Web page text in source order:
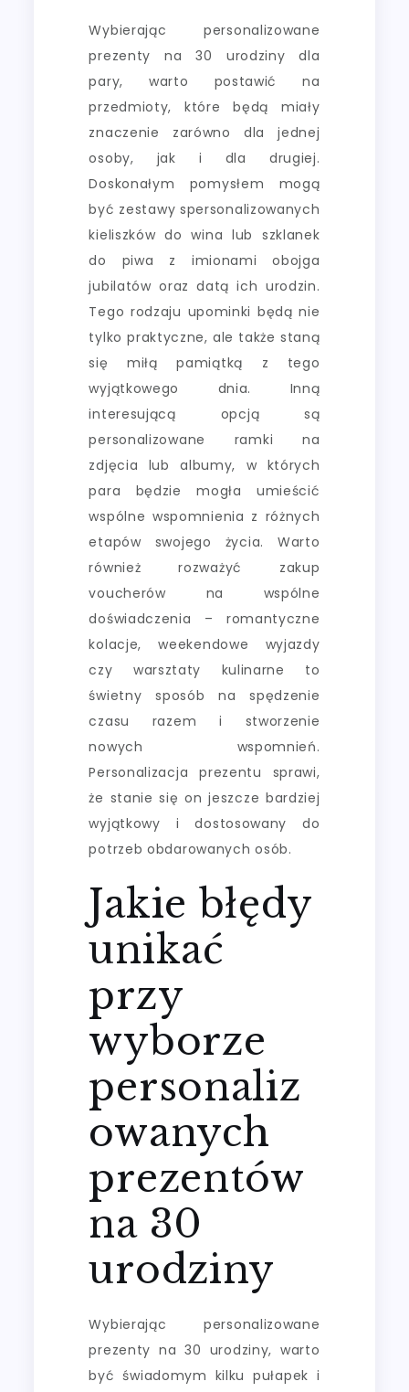
Wybierając personalizowane
prezenty na 30 urodziny dla
pary, warto postawić na
przedmioty, które będą miały
znaczenie zarówno dla jednej
osoby, jak i dla drugiej.
Doskonałym pomysłem mogą
być zestawy spersonalizowanych
kieliszków do wina lub szklanek
do piwa z imionami obojga
jubilatów oraz datą ich urodzin.
Tego rodzaju upominki będą nie
tylko praktyczne, ale także staną
się miłą pamiątką z tego
wyjątkowego dnia. Inną
interesującą opcją są
personalizowane ramki na
zdjęcia lub albumy, w których
para będzie mogła umieścić
wspólne wspomnienia z różnych
etapów swojego życia. Warto
również rozważyć zakup
voucherów na wspólne
doświadczenia – romantyczne
kolacje, weekendowe wyjazdy
czy warsztaty kulinarne to
świetny sposób na spędzenie
czasu razem i stworzenie
nowych wspomnień.
Personalizacja prezentu sprawi,
że stanie się on jeszcze bardziej
wyjątkowy i dostosowany do
potrzeb obdarowanych osób.
Jakie błędy
unikać
przy
wyborze
personaliz
owanych
prezentów
na 30
urodziny
Wybierając personalizowane
prezenty na 30 urodziny, warto
być świadomym kilku pułapek i